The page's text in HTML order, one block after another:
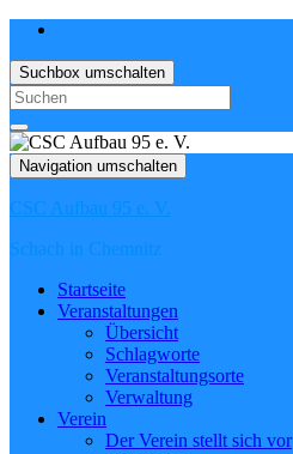
Suchbox umschalten
Search
for:
Navigation umschalten
CSC Aufbau 95 e. V.
Schach in Chemnitz
Startseite
Veranstaltungen
Übersicht
Schlagworte
Veranstaltungsorte
Verwaltung
Verein
Der Verein stellt sich vor